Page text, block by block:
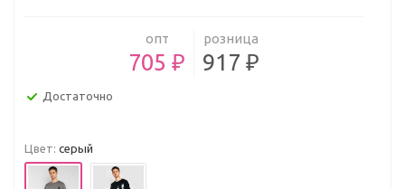
опт
705 ₽
розница
917 ₽
Достаточно
Цвет: серый